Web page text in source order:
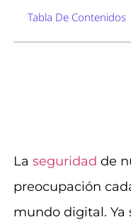
Tabla De Contenidos
La seguridad de
preocupación
mundo digital. Ya